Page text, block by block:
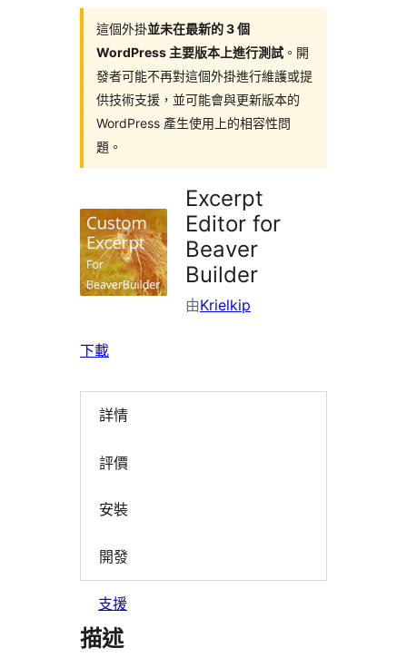
這個外掛並未在最新的 3 個
WordPress 主要版本上進行測試 。開
發者可能不再對這個外掛進行維護或提
供技術支援，並可能會與更新版本的
WordPress 產生使用上的相容性問
題。
Excerpt
Editor for
Beaver
Builder
由Krielkip
下載
詳情
評價
安裝
開發
支援
描述